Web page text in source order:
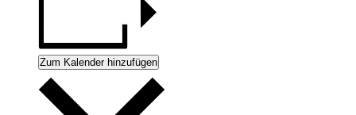
Zum Kalender hinzufügen